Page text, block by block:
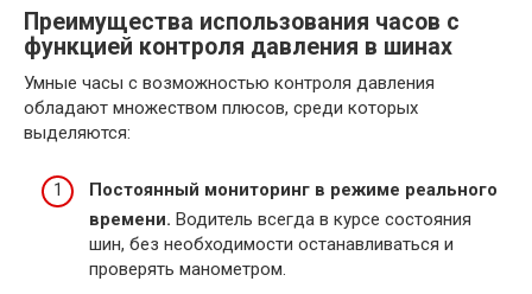
Преимущества использования часов с
функцией контроля давления в шинах
Умные часы с возможностью контроля давления
обладают множеством плюсов, среди которых
выделяются:
Постоянный мониторинг в режиме реального
времени. Водитель всегда в курсе состояния
шин, без необходимости останавливаться и
проверять манометром.